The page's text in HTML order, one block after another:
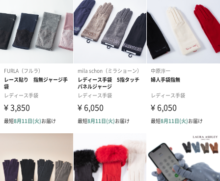
メッセージカードや封筒のデザインは一部変更する場合がありま
す。
写真付きメッセージカ
ード（680円）
写真付きメッセージカ
ード（Thank you）ピ
【誕生日】
Birthday ホワ
刷なし）（
包装紙